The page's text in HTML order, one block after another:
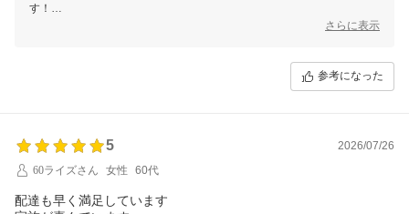
す！
商品をお気に召していただけたとのこと、私たちもとても嬉しいです。
足いただけるサービスを心掛けてまいります。何かお気づきの点やご要
望がありましたら、どうぞお気軽にお問い合わせください。またのご利
さらに表示
参考になった
5
2026/07/26
60ライズさん
女性 60代
配達も早く満足しています